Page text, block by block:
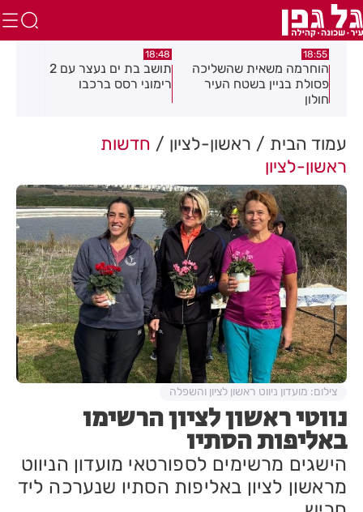
18:55
הוחרמה משאית שהשליכה
פסולת בניין בשטח העיר
חולון
18:48
תושב בת ים נעצר עם 2
רימוני רסס ברכבו
עמוד הבית ראשון-לציון
חדשות
ראשון-לציון
נווטי ראשון לציון הרשימו
באליפות הסתיו
הישגים מרשימים לספורטאי מועדון הניווט
מראשון לציון באליפות הסתיו שנערכה ליד
צילום: מועדון ניווט ראשון לציון והשפלה